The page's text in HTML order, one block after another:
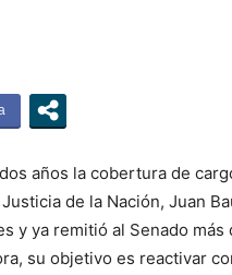
años la cobertura de
de la Nación, Juan
y ya remitió al Senado más
su objetivo es reactivar